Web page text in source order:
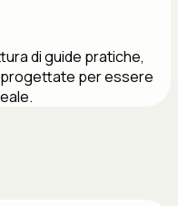
di guide pratiche,
progettate per essere